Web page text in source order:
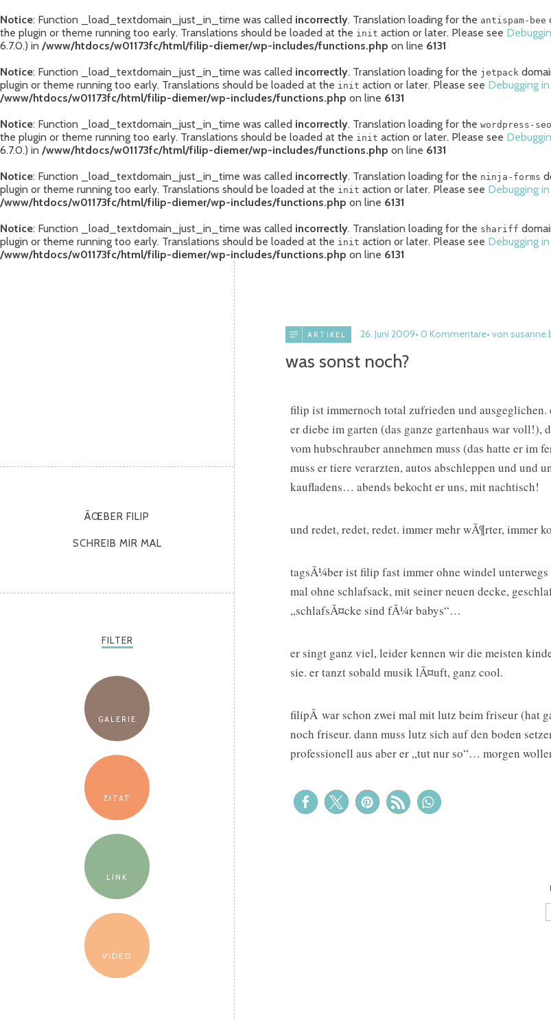
Notice: Function _load_textdomain_just_in_time was called incorrectly. Translation loading for the antispam-bee
the plugin or theme running too early. Translations should be loaded at the init action or later. Please see
6.7.0.) in /www/htdocs/w01173fc/html/filip-diemer/wp-includes/functions.php on line 6131
Notice: Function _load_textdomain_just_in_time was called incorrectly. Translation loading for the jetpack
plugin or theme running too early. Translations should be loaded at the init action or later. Please see Debugging
/www/htdocs/w01173fc/html/filip-diemer/wp-includes/functions.php on line 6131
Notice: Function _load_textdomain_just_in_time was called incorrectly. Translation loading for the wordpress-seo
the plugin or theme running too early. Translations should be loaded at the init action or later. Please see
6.7.0.) in /www/htdocs/w01173fc/html/filip-diemer/wp-includes/functions.php on line 6131
Notice: Function _load_textdomain_just_in_time was called incorrectly. Translation loading for the ninja-forms
plugin or theme running too early. Translations should be loaded at the init action or later. Please see Debugging
/www/htdocs/w01173fc/html/filip-diemer/wp-includes/functions.php on line 6131
Notice: Function _load_textdomain_just_in_time was called incorrectly. Translation loading for the shariff
plugin or theme running too early. Translations should be loaded at the init action or later. Please see Debugging
/www/htdocs/w01173fc/html/filip-diemer/wp-includes/functions.php on line 6131
ÃŒBER FILIP
SCHREIB MIR MAL
FILTER
GALERIE
ZITAT
LINK
VIDEO
ARTIKEL 26. Juni 2009 0 Kommentare von
was sonst noch?
filip ist immernoch total zufrieden und
er diebe im garten (das ganze gartenhaus war voll!),
vom hubschrauber annehmen muss (das hatte er im
muss er tiere verarzten, autos abschleppen und und
kaufladens… abends bekocht er uns, mit nachtisch!
und redet, redet, redet. immer mehr wÃ¶rter, immer
tagsÃ¼ber ist filip fast immer ohne windel unterwegs
mal ohne schlafsack, mit seiner neuen decke,
„schlafsÃ¤cke sind fÃ¼r babys“…
er singt ganz viel, leider kennen wir die meisten
sie. er tanzt sobald musik lÃ¤uft, ganz cool.
filipÂ war schon zwei mal mit lutz beim friseur (hat
noch friseur. dann muss lutz sich auf den boden
professionell aus aber er „tut nur so“… morgen